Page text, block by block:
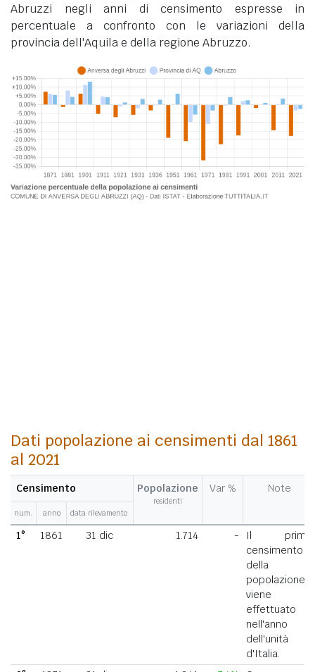
Abruzzi negli anni di censimento espresse in
percentuale a confronto con le variazioni della
provincia dell'Aquila e della regione Abruzzo.
Dati popolazione ai censimenti dal 1861
al 2021
Censimento Popolazione
residenti
Var % Note
num. anno data rilevamento
1° 1861 31 dic 1.714 -
Il primo
censimento
della
popolazione
viene
effettuato
nell'anno
dell'unità
d'Italia.